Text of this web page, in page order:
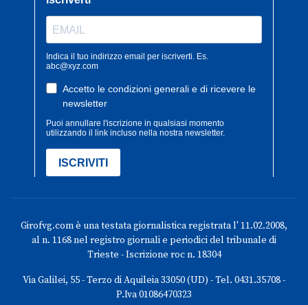
Girofvg.com è una testata giornalistica registrata l' 11.02.2008,
al n. 1168 nel registro giornali e periodici del tribunale di
Trieste - Iscrizione roc n. 18304
Via Galilei, 55 - Terzo di Aquileia 33050 (UD) - Tel. 0431.35708 -
P.Iva 01086470323